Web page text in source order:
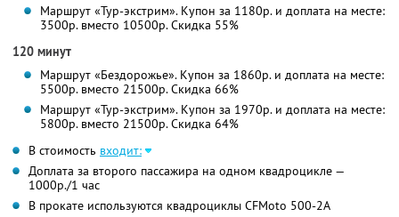
Маршрут «Тур-экстрим». Купон за 1180р. и доплата на месте:
3500р. вместо 10500р. Скидка 55%
120 минут
Маршрут «Бездорожье». Купон за 1860р. и доплата на месте:
5500р. вместо 21500р. Скидка 66%
Маршрут «Тур-экстрим». Купон за 1970р. и доплата на месте:
5800р. вместо 21500р. Скидка 64%
В стоимость входит:
Доплата за второго пассажира на одном квадроцикле —
1000р./1 час
В прокате используются квадроциклы CFMoto 500-2A